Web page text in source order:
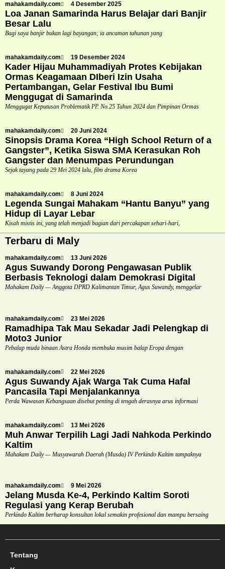
mahakamdaily.com 4 Desember 2025
Loa Janan Samarinda Harus Belajar dari Banjir
Besar Lalu
Bagi saya banjir bukan lagi bayangan; ia ancaman tahunan yang
mahakamdaily.com 19 Desember 2024
Kader Hijau Muhammadiyah Protes Kebijakan
Ormas Keagamaan DIberi Izin Usaha
Pertambangan, Gelar Festival Ibu Bumi
Menggugat di Samarinda
Menggugat Keputusan Problematik PP. No.25 Tahun 2024 dan Pimpinan Ormas
mahakamdaily.com 20 Juni 2024
Sinopsis Drama Korea “High School Return of a
Gangster”, Ketika Siswa SMA Kerasukan Roh
Gangster dan Menumpas Perundungan
Sejak tayang pada 29 Mei 2024 lalu, film drama Korea
mahakamdaily.com 8 Juni 2024
Legenda Sungai Mahakam “Hantu Banyu” yang
Hidup di Layar Lebar
Kisah mistis ini, yang telah menjadi bagian dari percakapan sehari-hari,
Terbaru di Maly
mahakamdaily.com 13 Juni 2026
Agus Suwandy Dorong Pengawasan Publik
Berbasis Teknologi dalam Demokrasi Digital
Mahakam Daily — Anggota DPRD Kalimantan Timur, Agus Suwandy, menggelar
mahakamdaily.com 23 Mei 2026
Ramadhipa Tak Mau Sekadar Jadi Pelengkap di
Moto3 Junior
Pebalap muda binaan Astra Honda membuka musim balap Eropa dengan
mahakamdaily.com 22 Mei 2026
Agus Suwandy Ajak Warga Tak Cuma Hafal
Pancasila Tapi Menjalankannya
Perda Wawasan Kebangsaan disebut penting di tengah derasnya arus informasi
mahakamdaily.com 13 Mei 2026
Muh Anwar Terpilih Lagi Jadi Nahkoda Perkindo
Kaltim
Mahakam Daily — Musyawarah Daerah (Musda) IV Perkindo Kaltim tampaknya
mahakamdaily.com 9 Mei 2026
Jelang Musda Ke-4, Perkindo Kaltim Soroti
Regulasi yang Kerap Berubah
Perkindo Kaltim berharap konsultan lokal semakin profesional dan mampu bersaing
Tentang